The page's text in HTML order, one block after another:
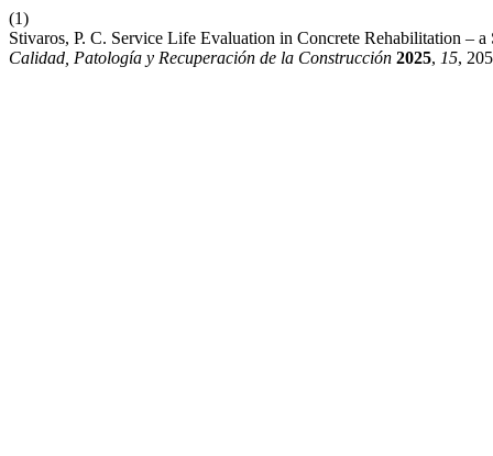
(1)
Stivaros, P. C. Service Life Evaluation in Concrete Rehabilitation –
Calidad, Patología y Recuperación de la Construcción 2025, 15,